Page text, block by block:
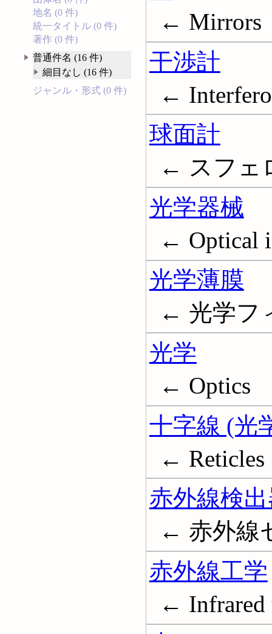
地名 (0 件)
統一タイトル (0 件)
著作 (0 件)
普通件名 (16 件)
細目なし (16 件)
ジャンル・形式 (0 件)
← Mirrors
干渉計
←
球面計
← スフェ
光学器械
← Optical
光学薄膜
← 光学フ
光学
← Optics
十字線 (光
← Reticles
赤外線検
← 赤外線
赤外線工学
← Infrared